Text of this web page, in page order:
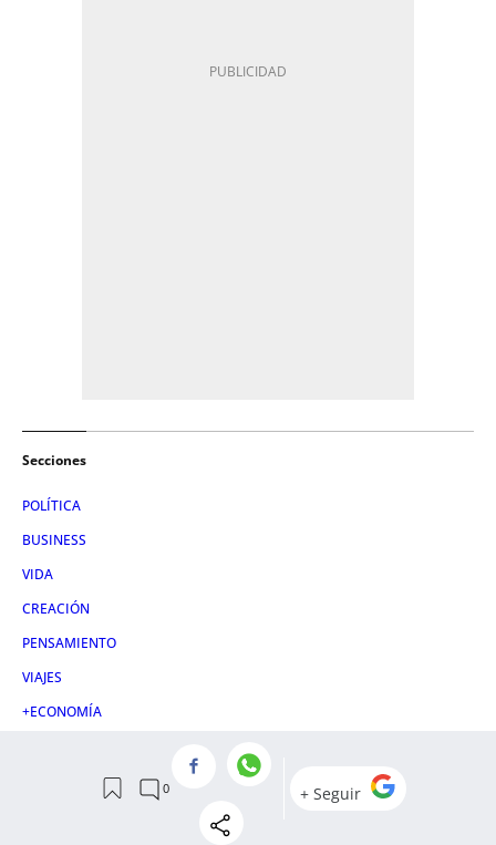
Secciones
POLÍTICA
BUSINESS
VIDA
CREACIÓN
PENSAMIENTO
VIAJES
+ECONOMÍA
PRIMERAS PLANAS